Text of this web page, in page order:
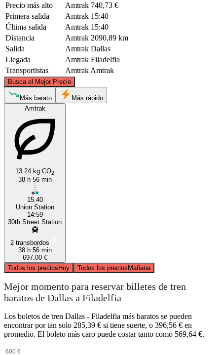
Precio más alto
Amtrak 740,73 €
Primera salida
Amtrak 15:40
Última salida
Amtrak 15:40
Distancia
Amtrak 2090,89 km
Salida
Amtrak Dallas
Llegada
Amtrak Filadelfia
Transportistas
Amtrak Amtrak
Busca el Mejor Precio
Dallas, TX
©
Más barato
Más rápido
Amtrak
13.24 kg CO2
38 h 56 min
15:40
Union Station
14:59
30th Street Station
2 transbordos
38 h 56 min
697,00 €
Todos los preciosHoy Todos los preciosMañana
Mejor momento para reservar billetes de tren
baratos de Dallas a Filadelfia
Los boletos de tren Dallas - Filadelfia más baratos se pueden
encontrar por tan solo 285,39 € si tiene suerte, o 396,56 € en
promedio. El boleto más caro puede costar tanto como 569,64 €.